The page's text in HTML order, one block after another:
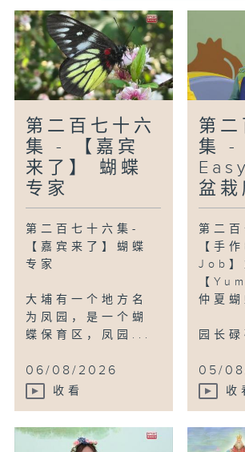
励。小朋友，继续痴实
有机会得到可爱Okie Bobie
编导：蔡少杰
第二百七十六
集 - 【嘉宾
来了】 蝴蝶
专家
第二百七十六集-
【嘉宾来了】蝴蝶
专家
大埔有一个地方名
为凤园，是一个蝴
蝶保育区，凤园...
06/08/2026
收看
第二
集 -
盆
第二
【手
Job】
【
仲夏蝴
园长
05/
收